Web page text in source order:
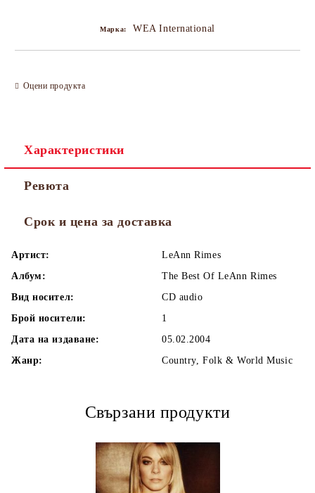
Марка: WEA International
Оцени продукта
Характеристики
Ревюта
Срок и цена за доставка
Артист:
LeAnn Rimes
Албум:
The Best Of LeAnn Rimes
Вид носител:
CD audio
Брой носители:
1
Дата на издаване:
05.02.2004
Жанр:
Country, Folk & World Music
Свързани продукти